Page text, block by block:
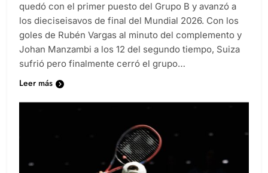
quedó con el primer puesto del Grupo B y avanzó a
los dieciseisavos de final del Mundial 2026. Con los
goles de Rubén Vargas al minuto del complemento y
Johan Manzambi a los 12 del segundo tiempo, Suiza
sufrió pero finalmente cerró el grupo…
Leer más